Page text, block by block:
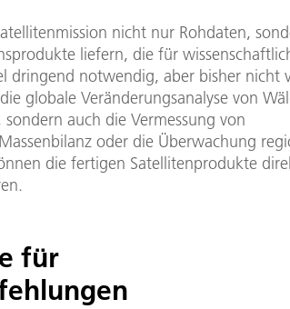
nicht nur Rohdaten,
liefern, die für
dringend notwendig, aber bisher nicht
globale Veränderungsanalyse von
auch die Vermessung von
oder die Überwachung
die fertigen Satellitenprodukte
für